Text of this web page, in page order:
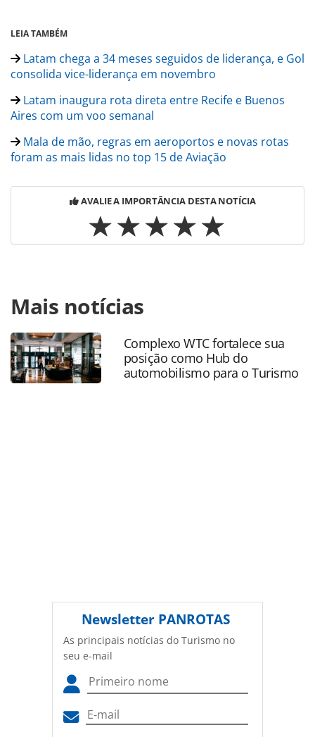
LEIA TAMBÉM
Latam chega a 34 meses seguidos de liderança, e Gol
consolida vice-liderança em novembro
Latam inaugura rota direta entre Recife e Buenos
Aires com um voo semanal
Mala de mão, regras em aeroportos e novas rotas
foram as mais lidas no top 15 de Aviação
AVALIE A IMPORTÂNCIA DESTA NOTÍCIA
https://www.panrotas.com.br/aviacao/novas-
rotas/2025/12/gol-inaugura-corredor-aereo-entre-punta-
del-este-buenos-aires-e-sao-paulo_224609.html ou as
ferramentas oferecidas na página. Todo o conteúdo
produzido pela PANROTAS Editora é protegido pela
legislação brasileira sobre direito autoral. Não reproduza o
Mais notícias
Complexo WTC fortalece sua
posição como Hub do
automobilismo para o Turismo
Newsletter PANROTAS
As principais notícias do Turismo no
seu e-mail